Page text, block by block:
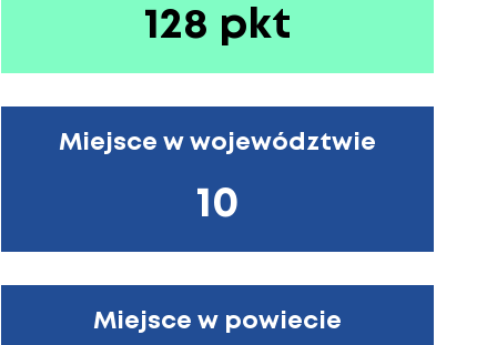
128 pkt
Miejsce w województwie
10
Miejsce w powiecie